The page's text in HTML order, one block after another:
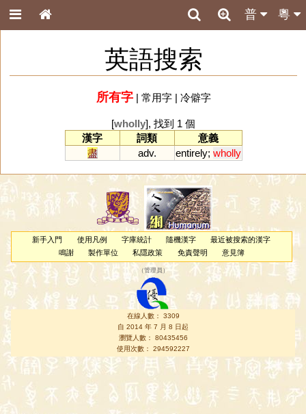
粵
普
英語搜索
所有字| 常用字| 冷僻字
[wholly], 找到 1 個
漢字
詞類
意義
盡
adv. entirely; wholly
新手入門 使用凡例 字庫統計 隨機漢字
最近被搜索的漢字
鳴謝
製作單位 私隱政策 免責聲明 意見簿
（管理員 ）
在線人數： 3309
自 2014 年 7 月 8 日起
瀏覽人數： 80435456
使用次數： 294592227